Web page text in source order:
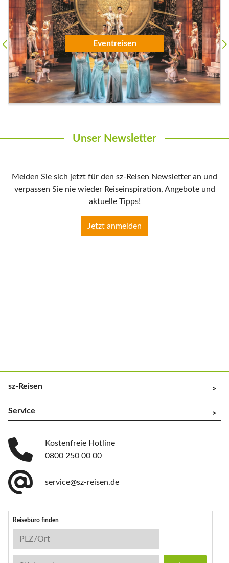
Flugreisen
Unser Newsletter
Melden Sie sich jetzt für den sz-Reisen Newsletter an und
verpassen Sie nie wieder Reiseinspiration, Angebote und
aktuelle Tipps!
Jetzt anmelden
sz-Reisen ^
Service ^
Kostenfreie Hotline
0800 250 00 00
service@sz-reisen.de
Reisebüro finden
Reisebüro-Suche
PLZ/Ort